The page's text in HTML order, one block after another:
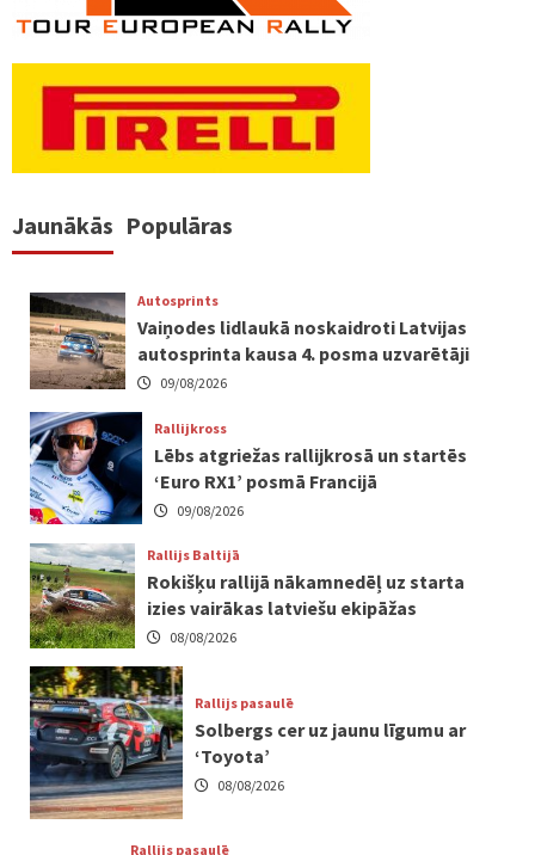
Jaunākās Populāras
Autosprints
Vaiņodes lidlaukā noskaidroti Latvijas
autosprinta kausa 4. posma uzvarētāji
09/08/2026
Rallijkross
Lēbs atgriežas rallijkrosā un startēs
‘Euro RX1’ posmā Francijā
09/08/2026
Rallijs Baltijā
Rokišķu rallijā nākamnedēļ uz starta
izies vairākas latviešu ekipāžas
08/08/2026
Rallijs pasaulē
Solbergs cer uz jaunu līgumu ar
‘Toyota’
08/08/2026
Rallijs pasaulē